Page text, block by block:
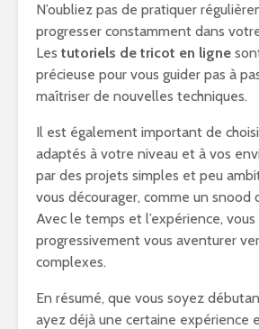
N’oubliez pas de pratiquer
progresser constamment dans
Les tutoriels de tricot en ligne
précieuse pour vous guider pas à
maîtriser de nouvelles techniques.
Il est également important de
adaptés à votre niveau et à vos
par des projets simples et peu
vous décourager, comme un snood
Avec le temps et l’expérience,
progressivement vous aventurer
complexes.
En résumé, que vous soyez
ayez déjà une certaine expérience